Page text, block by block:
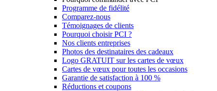
Programme de fidélité
Comparez-nous
Témoignages de clients
Pourquoi choisir PCI ?
Nos clients entreprises
Photos des destinataires des cadeaux
Logo GRATUIT sur les cartes de vœux
Cartes de vœux pour toutes les occasions
Garantie de satisfaction à 100 %
Réductions et coupons